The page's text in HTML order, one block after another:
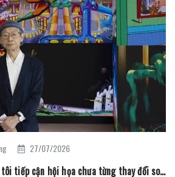
27/07/2026
Tanaami Keiichi: "Cách tôi tiếp cận hội họa chưa từng thay đổi so với thời thơ ấu"